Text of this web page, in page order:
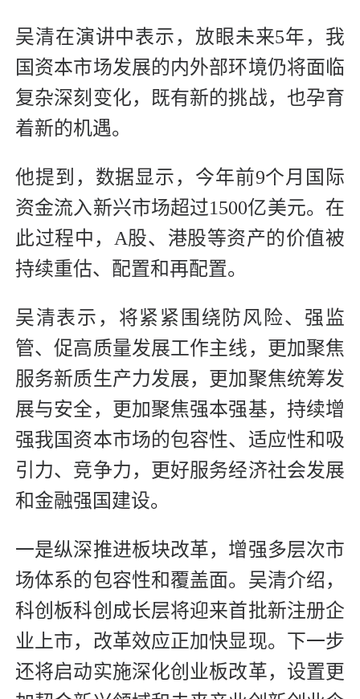
吴清在演讲中表示，放眼未来5年，我
国资本市场发展的内外部环境仍将面临
复杂深刻变化，既有新的挑战，也孕育
着新的机遇。
他提到，数据显示，今年前9个月国际
资金流入新兴市场超过1500亿美元。在
此过程中，A股、港股等资产的价值被
持续重估、配置和再配置。
吴清表示，将紧紧围绕防风险、强监
管、促高质量发展工作主线，更加聚焦
服务新质生产力发展，更加聚焦统筹发
展与安全，更加聚焦强本强基，持续增
强我国资本市场的包容性、适应性和吸
引力、竞争力，更好服务经济社会发展
和金融强国建设。
一是纵深推进板块改革，增强多层次市
场体系的包容性和覆盖面。吴清介绍，
科创板科创成长层将迎来首批新注册企
业上市，改革效应正加快显现。下一步
还将启动实施深化创业板改革，设置更